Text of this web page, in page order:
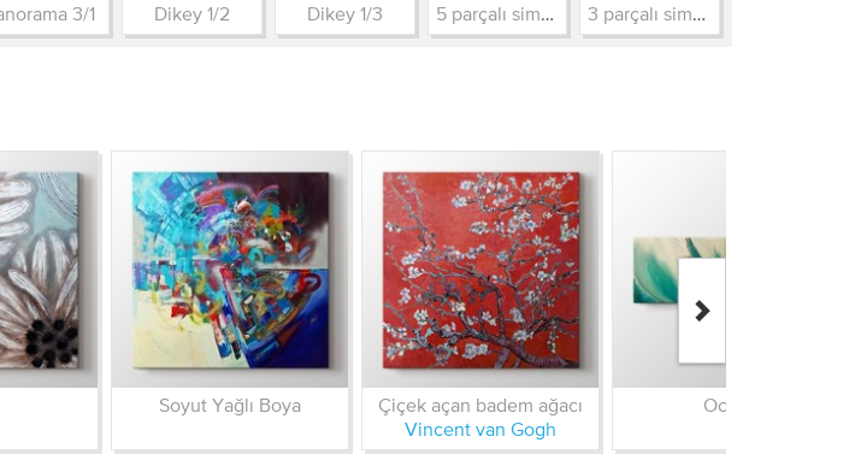
3/1 Dikey 1/2 Dikey 1/3 5 parçalı simetrik 3 parçalı simetrik
Soyut Yağlı Boya
Çiçek açan badem ağacı
Vincent van Gogh
Ocean